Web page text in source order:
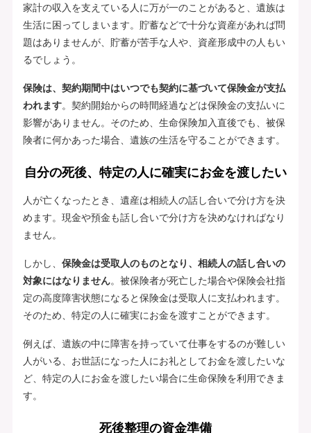
家計の収入を支えている人に万が一のことがあると、遺族は
生活に困ってしまいます。貯蓄などで十分な資産があれば問
題はありませんが、貯蓄が苦手な人や、資産形成中の人もい
るでしょう。
保険は、契約期間中はいつでも契約に基づいて保険金が支払
われます。契約開始からの時間経過などは保険金の支払いに
影響がありません。そのため、生命保険加入直後でも、被保
険者に何かあった場合、遺族の生活を守ることができます。
自分の死後、特定の人に確実にお金を渡したい
人が亡くなったとき、遺産は相続人の話し合いで分け方を決
めます。現金や預金も話し合いで分け方を決めなければなり
ません。
しかし、 保険金は受取人のものとなり、相続人の話し合いの
対象にはなりません。被保険者が死亡した場合や保険会社指
定の高度障害状態になると保険金は受取人に支払われます。
そのため、特定の人に確実にお金を渡すことができます。
例えば、遺族の中に障害を持っていて仕事をするのが難しい
人がいる、お世話になった人にお礼としてお金を渡したいな
ど、特定の人にお金を渡したい場合に生命保険を利用できま
す。
死後整理の資金準備